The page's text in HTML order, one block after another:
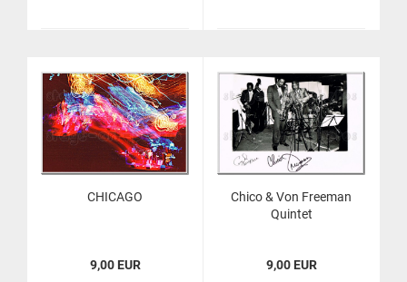
CHI­CA­GO
9,00 EUR
Chico & Von Free­man
Quin­tet
9,00 EUR